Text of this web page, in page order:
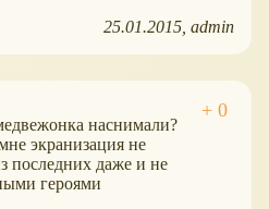
25.01.2015 admin
наснимали?
экранизация не
последних даже и не
героями